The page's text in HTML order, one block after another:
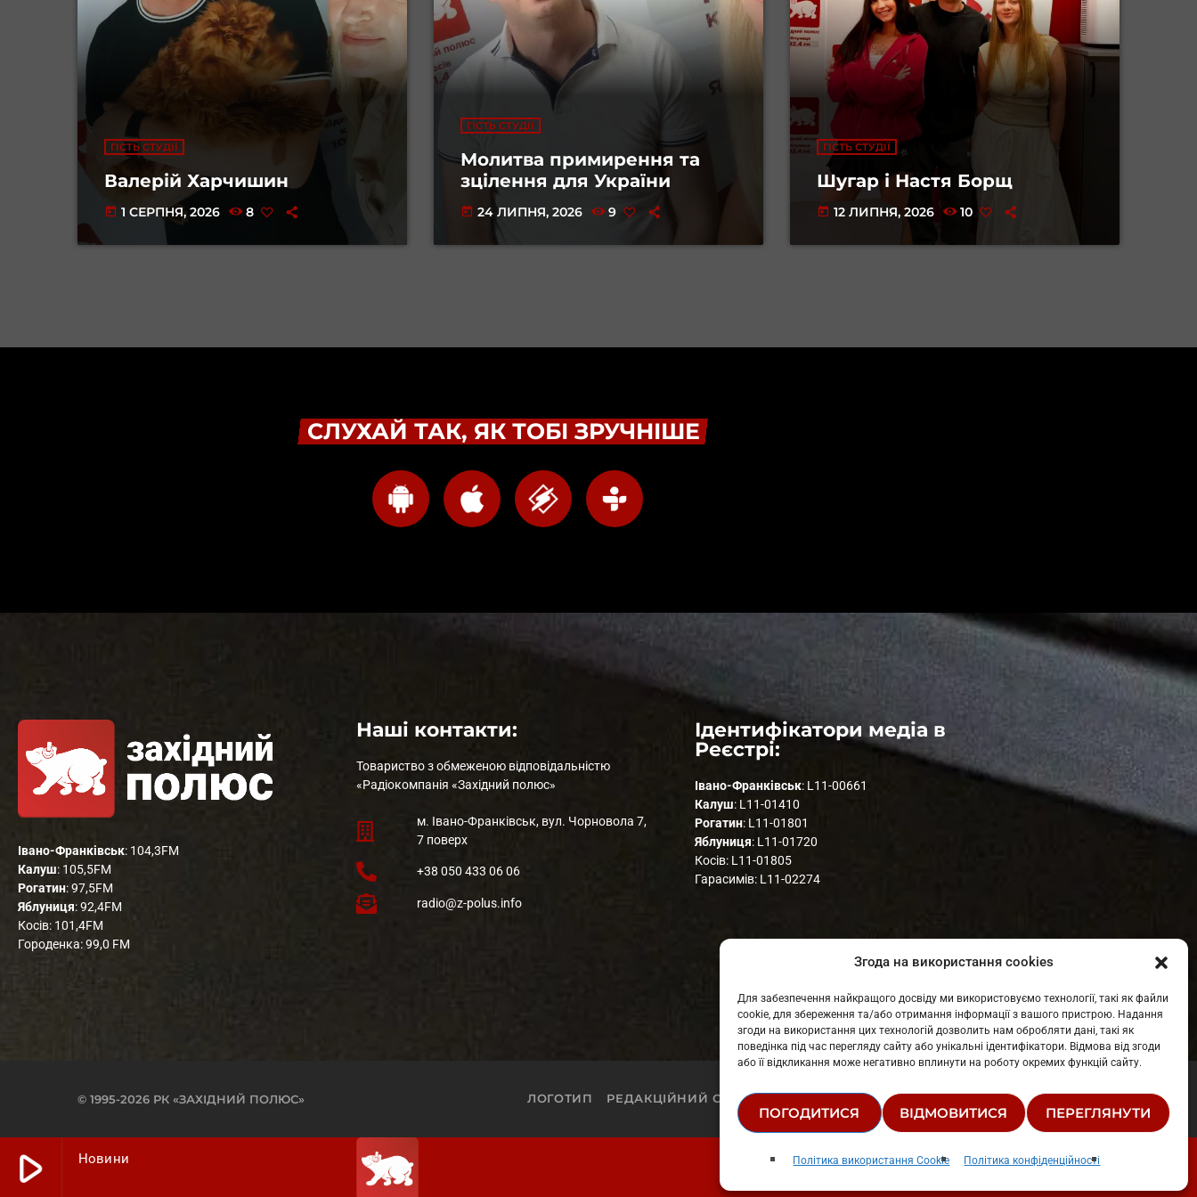
Згода на використання cookies
Для забезпечення найкращого досвіду ми використовуємо технології, такі як файли
cookie, для збереження та/або отримання інформації з вашого пристрою. Надання
згоди на використання цих технологій дозволить нам обробляти дані, такі як
поведінка під час перегляду сайту або унікальні ідентифікатори. Відмова від згоди
або її відкликання може негативно вплинути на роботу окремих функцій сайту.
ПОГОДИТИСЯ ВІДМОВИТИСЯ ПЕРЕГЛЯНУТИ
Політика використання Cookie Політика конфіденційності
play_arrow Новини
00:00
share
email
ГІСТЬ СТУДІЇ
Валерій Харчишин
today 1 СЕРПНЯ, 2026 8
ГІСТЬ СТУДІЇ
Молитва примирення та
зцілення для України
today 24 ЛИПНЯ, 2026 9
ГІСТЬ СТУДІЇ
Шугар і Настя Борщ
today 12 ЛИПНЯ, 2026 10
СЛУХАЙ ТАК, ЯК ТОБІ ЗРУЧНІШЕ
Івано-Франківськ: 104,3FM
Калуш: 105,5FM
Рогатин: 97,5FM
Яблуниця: 92,4FM
Косів: 101,4FM
Городенка: 99,0 FM
Наші контакти:
Товариство з обмеженою відповідальністю
«Радіокомпанія «Західний полюс»
м. Івано-Франківськ, вул. Чорновола 7,
7 поверх
+38 050 433 06 06
radio@z-polus.info
Ідентифікатори медіа в
Реєстрі:
Івано-Франківськ: L11-00661
Калуш: L11-01410
Рогатин: L11-01801
Яблуниця: L11-01720
Косів: L11-01805
Гарасимів: L11-02274
© 1995-2026 РК «ЗАХІДНИЙ ПОЛЮС» ЛОГОТИП РЕДАКЦІЙНИЙ СТАТУТ СТРУКТУРА ВЛАСНОСТІ